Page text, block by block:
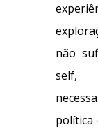
não
self,
política